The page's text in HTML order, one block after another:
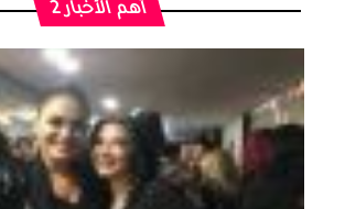
أهم الأخبار 2